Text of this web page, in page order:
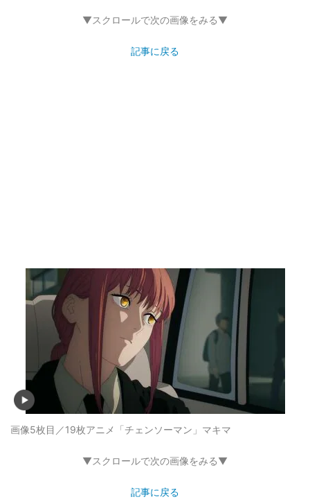
▼スクロールで次の画像をみる▼
記事に戻る
画像5枚目／19枚アニメ「チェンソーマン」マキマ
▼スクロールで次の画像をみる▼
記事に戻る